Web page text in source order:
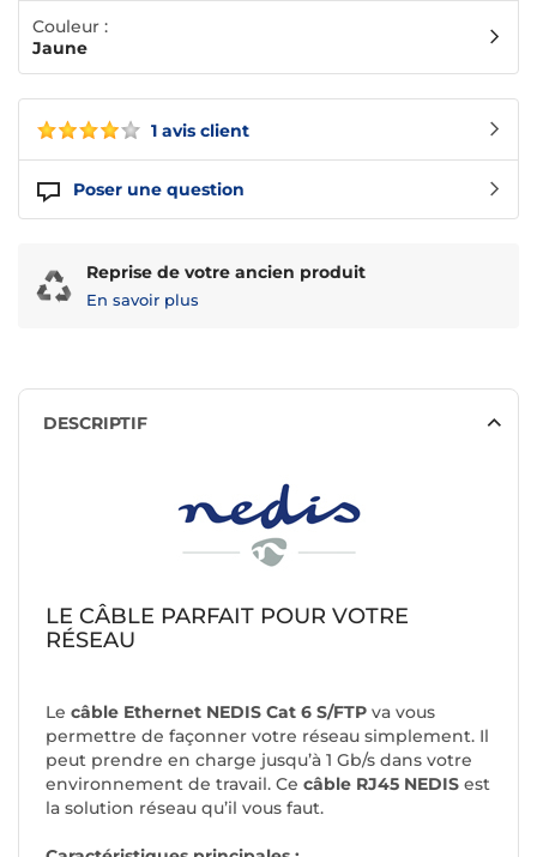
1 avis client
Poser une question
Couleur :
Jaune
Reprise de votre ancien produit
En savoir plus
DESCRIPTIF
LE CÂBLE PARFAIT POUR VOTRE
RÉSEAU
Le câble Ethernet NEDIS Cat 6 S/FTP va vous
permettre de façonner votre réseau simplement. Il
peut prendre en charge jusqu’à 1 Gb/s dans votre
environnement de travail. Ce câble RJ45 NEDIS est
la solution réseau qu’il vous faut.